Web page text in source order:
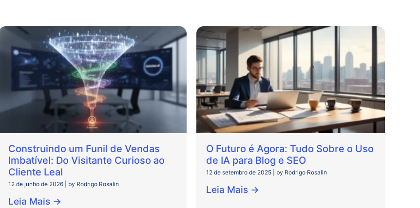
Construindo um Funil de Vendas
Imbatível: Do Visitante Curioso ao
Cliente Leal
12 de junho de 2026| by Rodrigo Rosalin
Leia Mais →
O Futuro é Agora: Tudo Sobre o Uso
de IA para Blog e SEO
12 de setembro de 2025 by Rodrigo Rosalin
Leia Mais →